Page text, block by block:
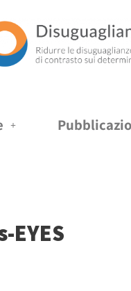
EYES